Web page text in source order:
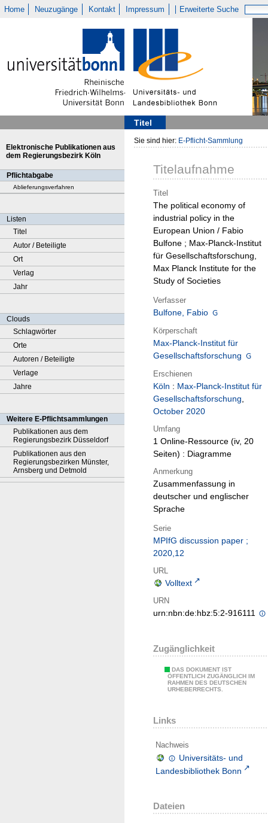
Home Neuzugänge Kontakt Impressum Erweiterte Suche
Titel
Elektronische Publikationen aus
dem Regierungsbezirk Köln
Pflichtabgabe
Ablieferungsverfahren
Listen
Titel
Autor / Beteiligte
Ort
Verlag
Jahr
Clouds
Schlagwörter
Orte
Autoren / Beteiligte
Verlage
Jahre
Weitere E-Pflichtsammlungen
Publikationen aus dem
Regierungsbezirk Düsseldorf
Publikationen aus den
Regierungsbezirken Münster,
Arnsberg und Detmold
Sie sind hier: E-Pflicht-Sammlung
Titelaufnahme
Titel
The political economy of
industrial policy in the
European Union / Fabio
Bulfone ; Max-Planck-Institut
für Gesellschaftsforschung,
Max Planck Institute for the
Study of Societies
Verfasser
Bulfone, Fabio
Körperschaft
Max-Planck-Institut für
Gesellschaftsforschung
Erschienen
Köln : Max-Planck-Institut für
Gesellschaftsforschung,
October 2020
Umfang
1 Online-Ressource (iv, 20
Seiten) : Diagramme
Anmerkung
Zusammenfassung in
deutscher und englischer
Sprache
Serie
MPIfG discussion paper ;
2020,12
URL
Volltext
URN
urn:nbn:de:hbz:5:2-916111
Zugänglichkeit
DAS DOKUMENT IST
ÖFFENTLICH ZUGÄNGLICH IM
RAHMEN DES DEUTSCHEN
URHEBERRECHTS.
Links
Nachweis
Universitäts- und
Landesbibliothek Bonn
Dateien